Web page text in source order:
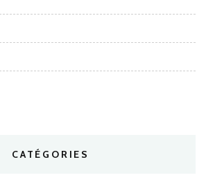
CATÉGORIES